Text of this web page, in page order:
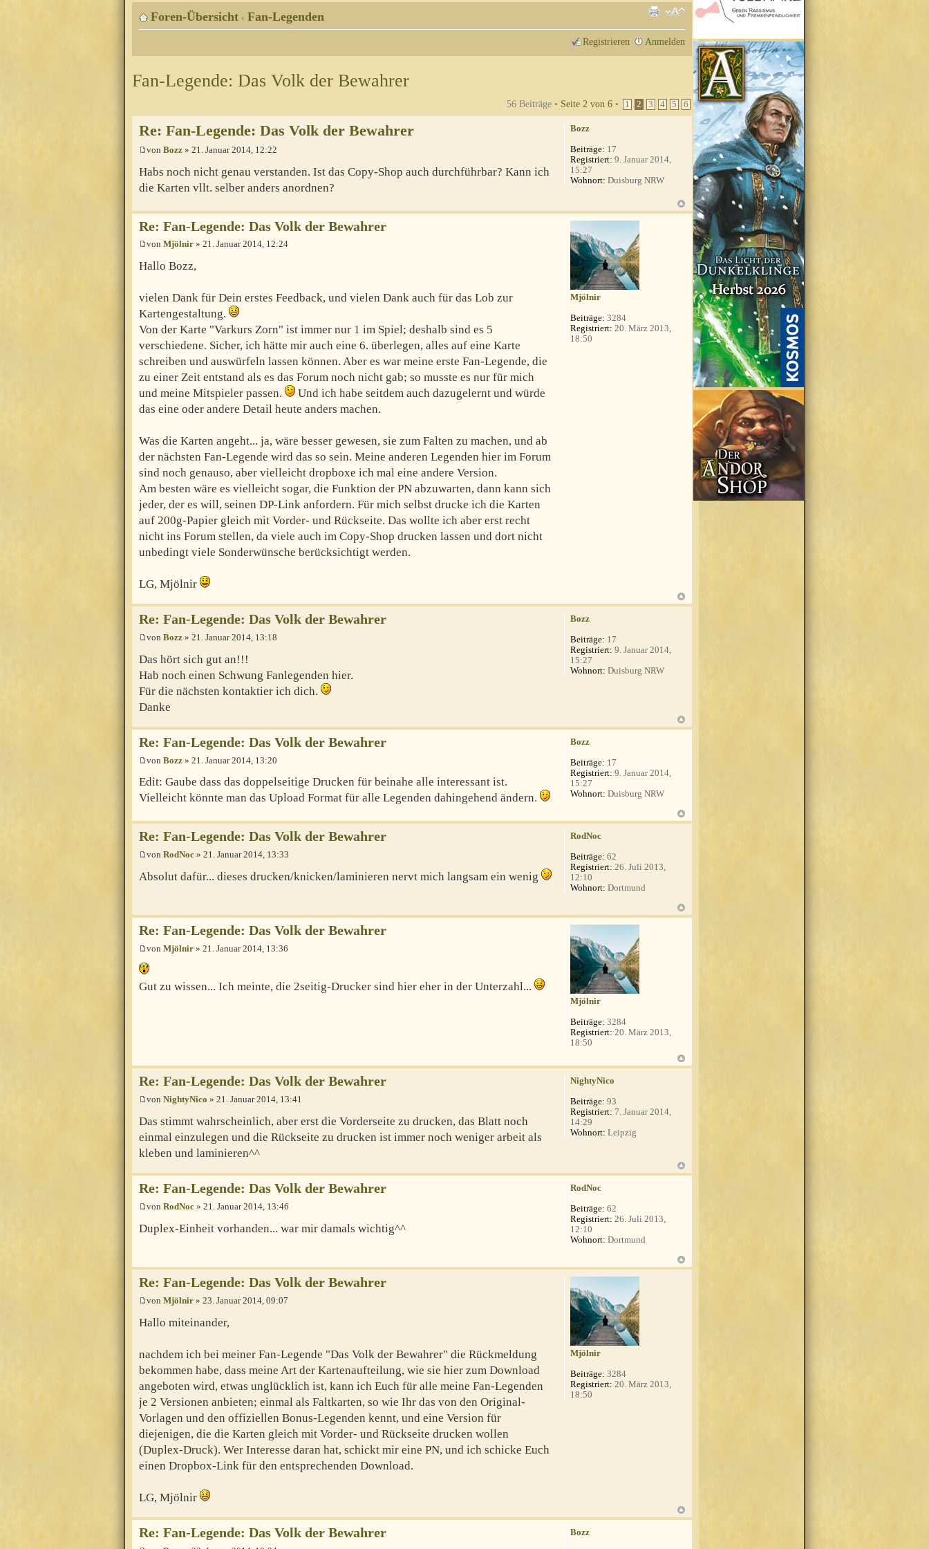
Foren-Übersicht ‹ Fan-Legenden
Registrieren Anmelden
Fan-Legende: Das Volk der Bewahrer
56 Beiträge • Seite 2 von 6 • 1 2 3 4 5 6
Re: Fan-Legende: Das Volk der Bewahrer
von Bozz » 21. Januar 2014, 12:22
Habs noch nicht genau verstanden. Ist das Copy-Shop auch durchführbar? Kann ich
die Karten vllt. selber anders anordnen?
Bozz
Beiträge: 17
Registriert: 9. Januar 2014,
15:27
Wohnort: Duisburg NRW
Re: Fan-Legende: Das Volk der Bewahrer
von Mjölnir » 21. Januar 2014, 12:24
Hallo Bozz,
vielen Dank für Dein erstes Feedback, und vielen Dank auch für das Lob zur
Kartengestaltung.
Von der Karte "Varkurs Zorn" ist immer nur 1 im Spiel; deshalb sind es 5
verschiedene. Sicher, ich hätte mir auch eine 6. überlegen, alles auf eine Karte
schreiben und auswürfeln lassen können. Aber es war meine erste Fan-Legende, die
zu einer Zeit entstand als es das Forum noch nicht gab; so musste es nur für mich
und meine Mitspieler passen.
Und ich habe seitdem auch dazugelernt und würde
das eine oder andere Detail heute anders machen.
Was die Karten angeht... ja, wäre besser gewesen, sie zum Falten zu machen, und ab
der nächsten Fan-Legende wird das so sein. Meine anderen Legenden hier im Forum
sind noch genauso, aber vielleicht dropboxe ich mal eine andere Version.
Am besten wäre es vielleicht sogar, die Funktion der PN abzuwarten, dann kann sich
jeder, der es will, seinen DP-Link anfordern. Für mich selbst drucke ich die Karten
auf 200g-Papier gleich mit Vorder- und Rückseite. Das wollte ich aber erst recht
nicht ins Forum stellen, da viele auch im Copy-Shop drucken lassen und dort nicht
unbedingt viele Sonderwünsche berücksichtigt werden.
LG, Mjölnir
Mjölnir
Beiträge: 3284
Registriert: 20. März 2013,
18:50
Re: Fan-Legende: Das Volk der Bewahrer
von Bozz » 21. Januar 2014, 13:18
Das hört sich gut an!!!
Hab noch einen Schwung Fanlegenden hier.
Für die nächsten kontaktier ich dich.
Danke
Bozz
Beiträge: 17
Registriert: 9. Januar 2014,
15:27
Wohnort: Duisburg NRW
Re: Fan-Legende: Das Volk der Bewahrer
von Bozz » 21. Januar 2014, 13:20
Edit: Gaube dass das doppelseitige Drucken für beinahe alle interessant ist.
Vielleicht könnte man das Upload Format für alle Legenden dahingehend ändern.
Bozz
Beiträge: 17
Registriert: 9. Januar 2014,
15:27
Wohnort: Duisburg NRW
Re: Fan-Legende: Das Volk der Bewahrer
von RodNoc » 21. Januar 2014, 13:33
Absolut dafür... dieses drucken/knicken/laminieren nervt mich langsam ein wenig
RodNoc
Beiträge: 62
Registriert: 26. Juli 2013,
12:10
Wohnort: Dortmund
Re: Fan-Legende: Das Volk der Bewahrer
von Mjölnir » 21. Januar 2014, 13:36
Gut zu wissen... Ich meinte, die 2seitig-Drucker sind hier eher in der Unterzahl...
Mjölnir
Beiträge: 3284
Registriert: 20. März 2013,
18:50
Re: Fan-Legende: Das Volk der Bewahrer
von NightyNico » 21. Januar 2014, 13:41
Das stimmt wahrscheinlich, aber erst die Vorderseite zu drucken, das Blatt noch
einmal einzulegen und die Rückseite zu drucken ist immer noch weniger arbeit als
kleben und laminieren^^
NightyNico
Beiträge: 93
Registriert: 7. Januar 2014,
14:29
Wohnort: Leipzig
Re: Fan-Legende: Das Volk der Bewahrer
von RodNoc » 21. Januar 2014, 13:46
Duplex-Einheit vorhanden... war mir damals wichtig^^
RodNoc
Beiträge: 62
Registriert: 26. Juli 2013,
12:10
Wohnort: Dortmund
Re: Fan-Legende: Das Volk der Bewahrer
von Mjölnir » 23. Januar 2014, 09:07
Hallo miteinander,
nachdem ich bei meiner Fan-Legende "Das Volk der Bewahrer" die Rückmeldung
bekommen habe, dass meine Art der Kartenaufteilung, wie sie hier zum Download
angeboten wird, etwas unglücklich ist, kann ich Euch für alle meine Fan-Legenden
je 2 Versionen anbieten; einmal als Faltkarten, so wie Ihr das von den Original-
Vorlagen und den offiziellen Bonus-Legenden kennt, und eine Version für
diejenigen, die die Karten gleich mit Vorder- und Rückseite drucken wollen
(Duplex-Druck). Wer Interesse daran hat, schickt mir eine PN, und ich schicke Euch
einen Dropbox-Link für den entsprechenden Download.
LG, Mjölnir
Mjölnir
Beiträge: 3284
Registriert: 20. März 2013,
18:50
Re: Fan-Legende: Das Volk der Bewahrer
Bozz